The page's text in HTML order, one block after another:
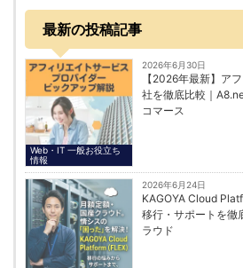
最新の投稿記事
Web・IT 一般お役立ち
情報
2026年6月30日
【2026年最新】ア
社を徹底比較｜
コマース
2026年6月24日
KAGOYA Cloud
移行・サポートを徹
ラウド